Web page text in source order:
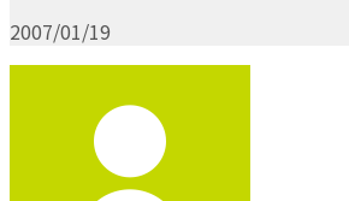
2007/01/19